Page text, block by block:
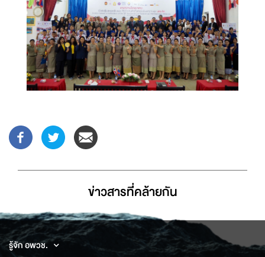
ข่าวสารที่่คล้ายกัน
รู้จัก อพวช.